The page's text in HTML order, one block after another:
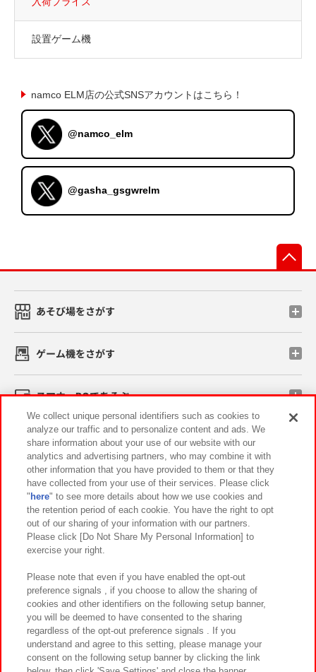
設置ゲーム機
namco ELM店の公式SNSアカウントはこちら！
@namco_elm
@gasha_gsgwrelm
あそび場をさがす
ゲーム機をさがす
スマホ・PCであそぶ
イベント・キャンペーン
関連会社 サステナビリティ サイトポリシー
プライバシーポリシー ウェブアクセシビリティ方針と検証結果
お取引先さまとともに
カスタマーハラスメント対応方針 よくあるご質問・お問い合わせ
We collect unique personal identifiers such as cookies to
analyze our traffic and to personalize content and ads. We
share information about your use of our website with our
analytics and advertising partners, who may combine it with
other information that you have provided to them or that they
have collected from your use of their services. Please click
" here" to see more details about how we use cookies and
the retention period of each cookie. You have the right to opt
out of our sharing of your information with our partners.
Please click [Do Not Share My Personal Information] to
exercise your right.
Please note that even if you have enabled the opt-out
preference signals , if you choose to allow the sharing of
cookies and other identifiers on the following setup banner,
you will be deemed to have consented to the sharing
regardless of the opt-out preference signals . If you
understand and agree to this setting, please manage your
consent on the following setup banner by clicking the link